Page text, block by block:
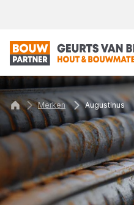
Merken Augustinus